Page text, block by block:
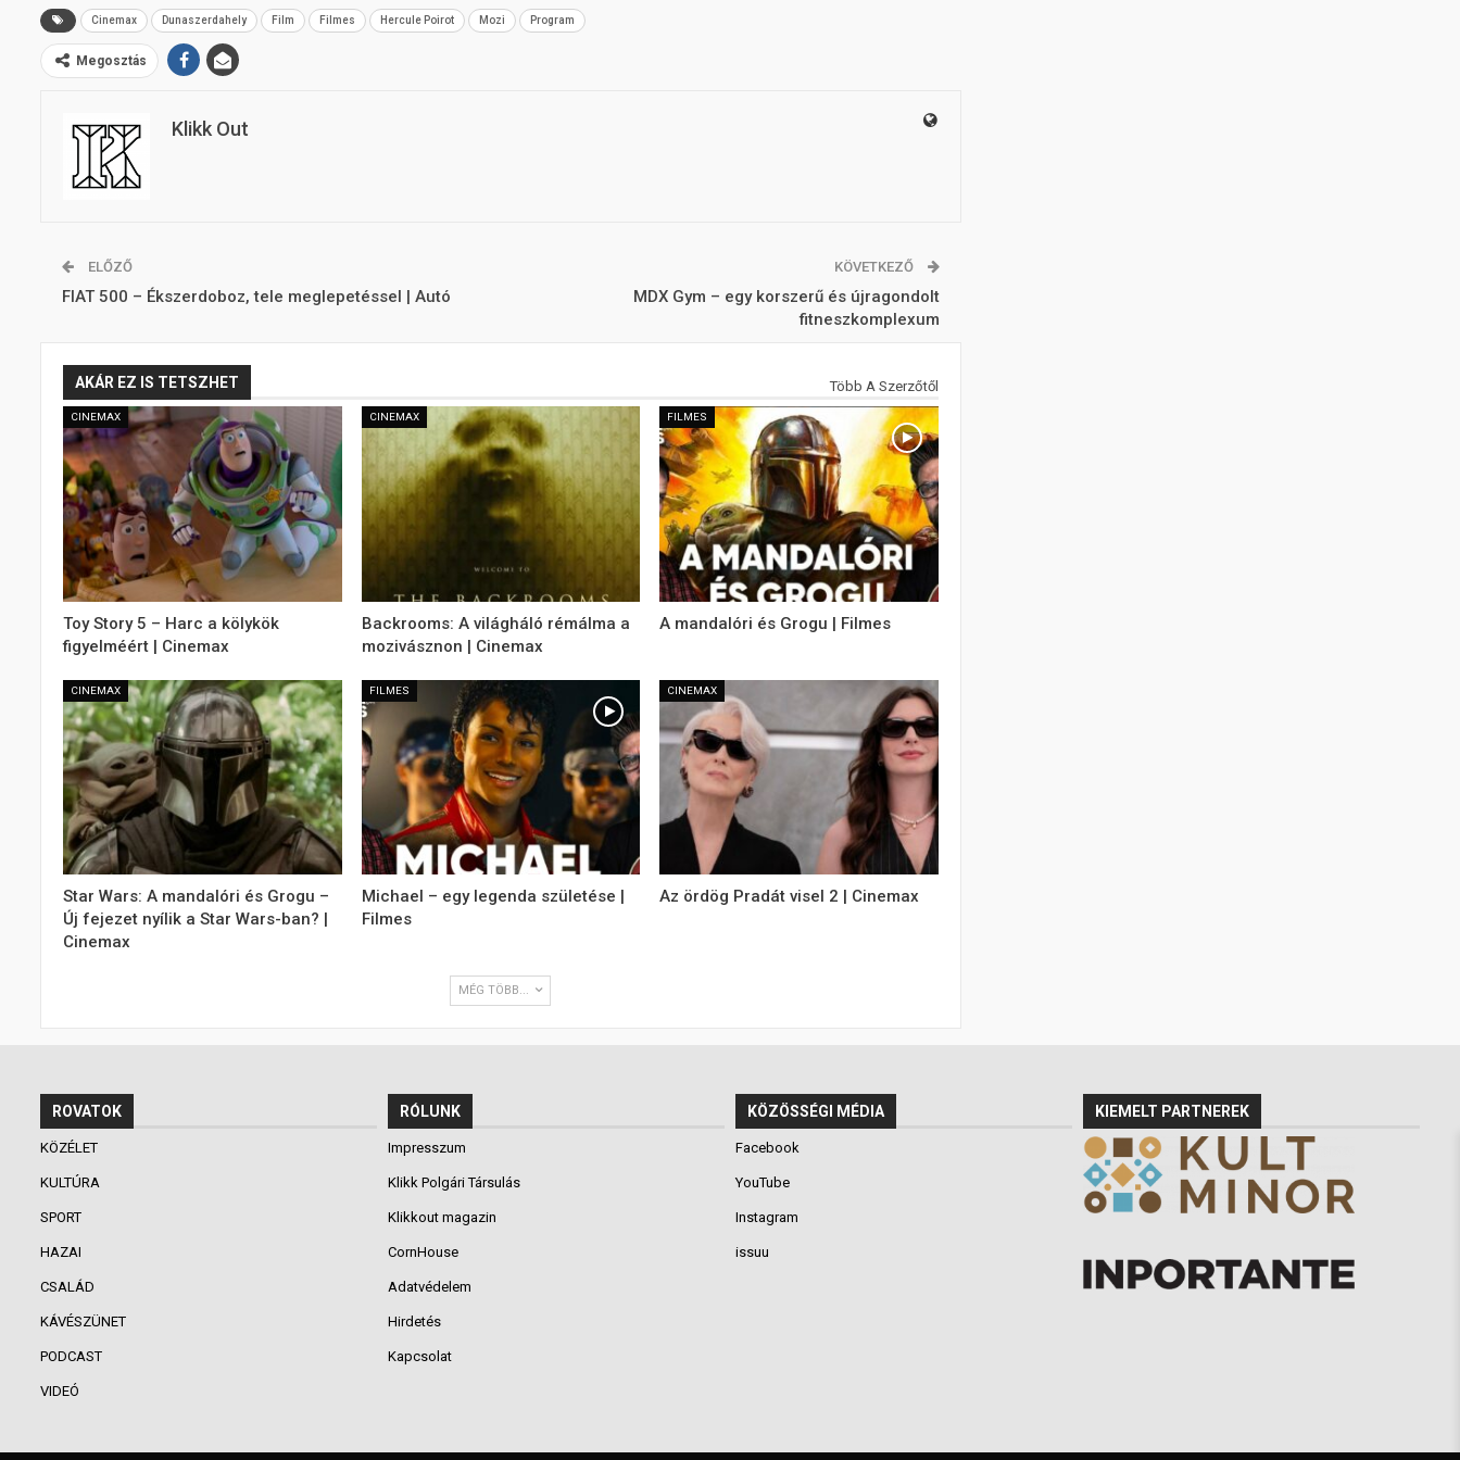
Cinemax Dunaszerdahely Film Filmes Hercule Poirot Mozi Program
Megosztás
Klikk Out
ELŐZŐ
FIAT 500 – Ékszerdoboz, tele meglepetéssel | Autó
KÖVETKEZŐ
MDX Gym – egy korszerű és újragondolt
fitneszkomplexum
AKÁR EZ IS TETSZHET Több A Szerzőtől
CINEMAX
Toy Story 5 – Harc a kölykök
figyelméért | Cinemax
CINEMAX
Backrooms: A világháló rémálma a
mozivásznon | Cinemax
FILMES
A mandalóri és Grogu | Filmes
CINEMAX
Star Wars: A mandalóri és Grogu –
Új fejezet nyílik a Star Wars-ban? |
Cinemax
FILMES
Michael – egy legenda születése |
Filmes
CINEMAX
Az ördög Pradát visel 2 | Cinemax
MÉG TÖBB...
ROVATOK
KÖZÉLET
KULTÚRA
SPORT
HAZAI
CSALÁD
KÁVÉSZÜNET
PODCAST
VIDEÓ
RÓLUNK
Impresszum
Klikk Polgári Társulás
Klikkout magazin
CornHouse
Adatvédelem
Hirdetés
Kapcsolat
KÖZÖSSÉGI MÉDIA
Facebook
YouTube
Instagram
issuu
KIEMELT PARTNEREK